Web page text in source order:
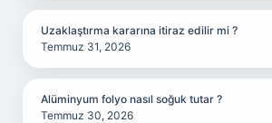
Uzaklaştırma kararına itiraz edilir mi ?
Temmuz 31, 2026
Alüminyum folyo nasıl soğuk tutar ?
Temmuz 30, 2026